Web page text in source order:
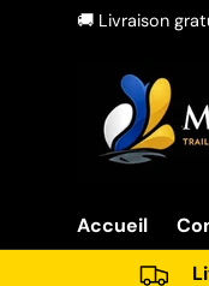
🚚 Livraison
Accueil